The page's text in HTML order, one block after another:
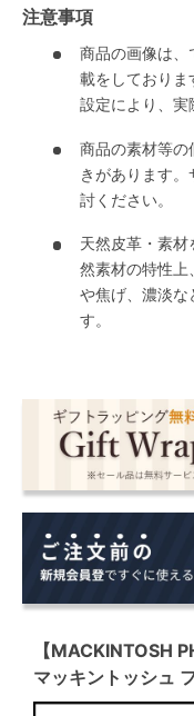
注意事項
商品の画像は、
載をしておりま
設定により、実
商品の素材等の
きがあります
討ください。
天然皮革・素
然素材の特性上
や焦げ、濃淡な
す。
【MACKINTOSH
マッキントッシュ